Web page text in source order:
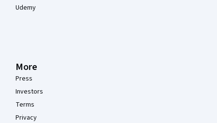
Udemy
More
Press
Investors
Terms
Privacy